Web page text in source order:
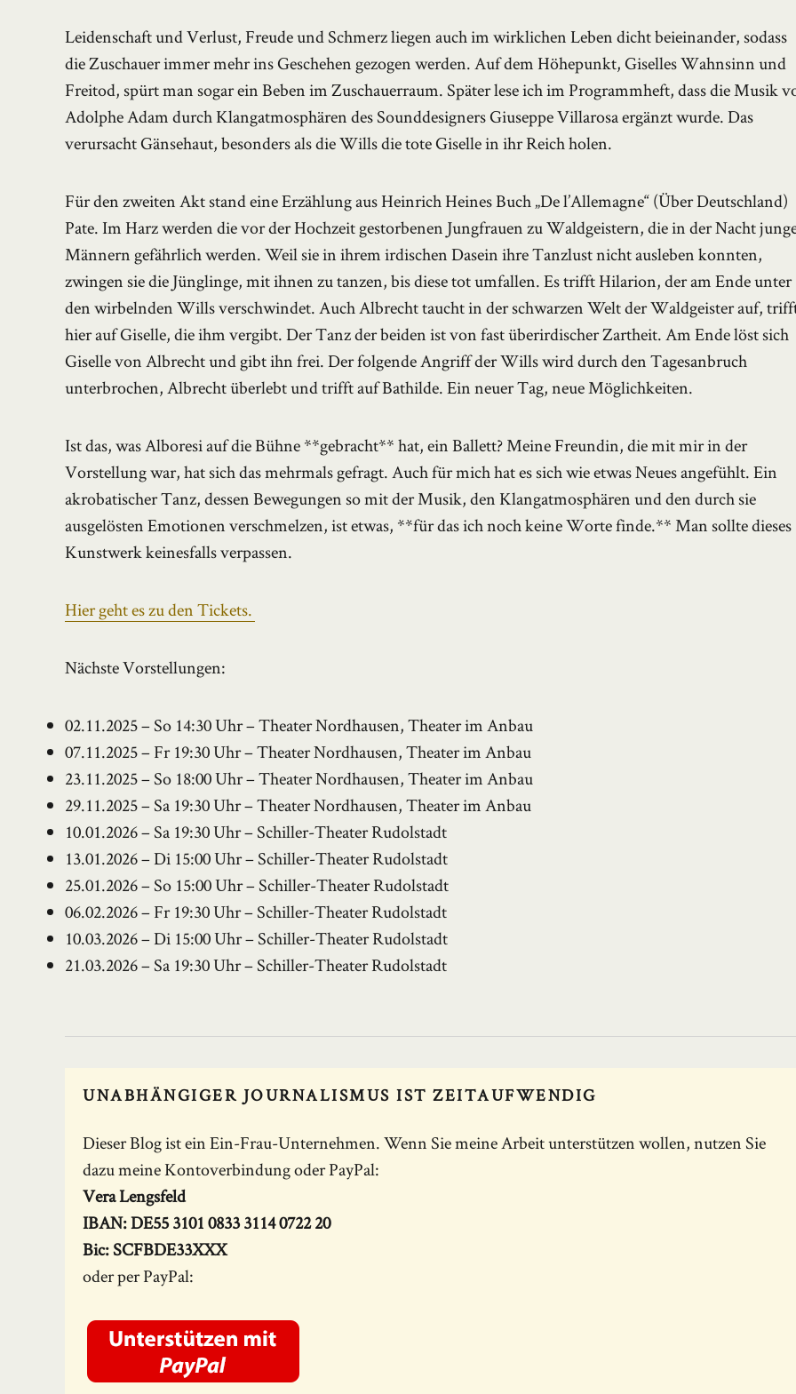
Leidenschaft und Verlust, Freude und Schmerz liegen auch im wirklichen Leben dicht beieinander, sodass
die Zuschauer immer mehr ins Geschehen gezogen werden. Auf dem Höhepunkt, Giselles Wahnsinn und
Freitod, spürt man sogar ein Beben im Zuschauerraum. Später lese ich im Programmheft, dass die Musik
Adolphe Adam durch Klangatmosphären des Sounddesigners Giuseppe Villarosa ergänzt wurde. Das
verursacht Gänsehaut, besonders als die Wills die tote Giselle in ihr Reich holen.
Für den zweiten Akt stand eine Erzählung aus Heinrich Heines Buch „De l’Allemagne“ (Über Deutschland)
Pate. Im Harz werden die vor der Hochzeit gestorbenen Jungfrauen zu Waldgeistern, die in der Nacht
Männern gefährlich werden. Weil sie in ihrem irdischen Dasein ihre Tanzlust nicht ausleben konnten,
zwingen sie die Jünglinge, mit ihnen zu tanzen, bis diese tot umfallen. Es trifft Hilarion, der am Ende unter
den wirbelnden Wills verschwindet. Auch Albrecht taucht in der schwarzen Welt der Waldgeister auf,
hier auf Giselle, die ihm vergibt. Der Tanz der beiden ist von fast überirdischer Zartheit. Am Ende löst sich
Giselle von Albrecht und gibt ihn frei. Der folgende Angriff der Wills wird durch den Tagesanbruch
unterbrochen, Albrecht überlebt und trifft auf Bathilde. Ein neuer Tag, neue Möglichkeiten.
Ist das, was Alboresi auf die Bühne **gebracht** hat, ein Ballett? Meine Freundin, die mit mir in der
Vorstellung war, hat sich das mehrmals gefragt. Auch für mich hat es sich wie etwas Neues angefühlt. Ein
akrobatischer Tanz, dessen Bewegungen so mit der Musik, den Klangatmosphären und den durch sie
ausgelösten Emotionen verschmelzen, ist etwas, **für das ich noch keine Worte finde.** Man sollte dieses
Kunstwerk keinesfalls verpassen.
Hier geht es zu den Tickets.
Nächste Vorstellungen:
02.11.2025 – So 14:30 Uhr – Theater Nordhausen, Theater im Anbau
07.11.2025 – Fr 19:30 Uhr – Theater Nordhausen, Theater im Anbau
23.11.2025 – So 18:00 Uhr – Theater Nordhausen, Theater im Anbau
29.11.2025 – Sa 19:30 Uhr – Theater Nordhausen, Theater im Anbau
10.01.2026 – Sa 19:30 Uhr – Schiller-Theater Rudolstadt
13.01.2026 – Di 15:00 Uhr – Schiller-Theater Rudolstadt
25.01.2026 – So 15:00 Uhr – Schiller-Theater Rudolstadt
06.02.2026 – Fr 19:30 Uhr – Schiller-Theater Rudolstadt
10.03.2026 – Di 15:00 Uhr – Schiller-Theater Rudolstadt
21.03.2026 – Sa 19:30 Uhr – Schiller-Theater Rudolstadt
UNABHÄNGIGER JOURNALISMUS IST ZEITAUFWENDIG
Dieser Blog ist ein Ein-Frau-Unternehmen. Wenn Sie meine Arbeit unterstützen wollen, nutzen Sie
dazu meine Kontoverbindung oder PayPal:
Vera Lengsfeld
IBAN: DE55 3101 0833 3114 0722 20
Bic: SCFBDE33XXX
oder per PayPal: